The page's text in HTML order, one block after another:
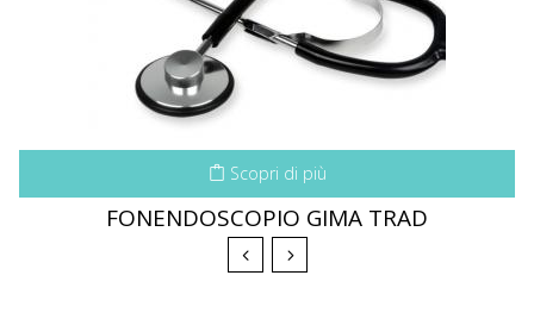
Scopri di più
FONENDOSCOPIO GIMA TRAD